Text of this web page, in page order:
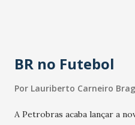
BR no Futebol
Por Lauriberto Carneiro
A Petrobras acaba lançar a